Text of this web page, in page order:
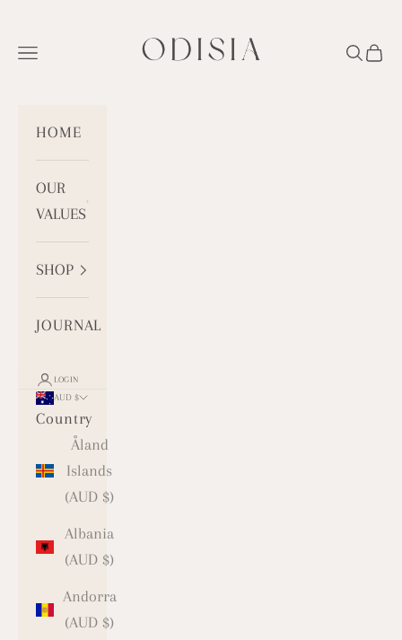
Open navigation menu
Open
HOME
OUR
VALUES
SHOP
JOURNAL
LOGIN
AUD $
Country
Åland
Islands
(AUD $)
Albania
(AUD $)
Andorra
(AUD $)